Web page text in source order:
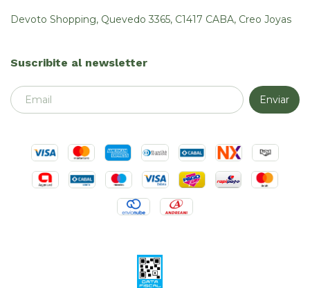
Devoto Shopping, Quevedo 3365, C1417 CABA, Creo Joyas
Suscribite al newsletter